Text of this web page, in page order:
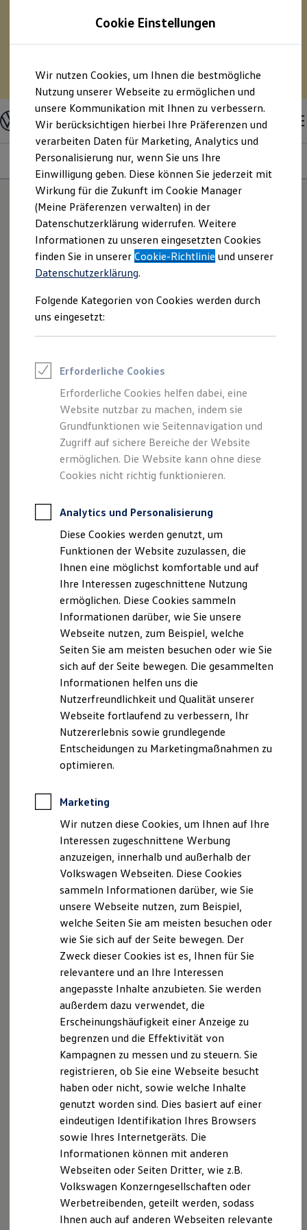
Hauptinhalt
springen
Footer
springen
75 % Sonderabschreibung auf E-Fahrzeuge? – Und
pro Monat Geld sparen?– Berechnen Sie mit
unserem Kostensimulator Ihre Spritersparnis durch
Zum Kostensimulator
Nutzfahrzeuge
Modelle & Konfigurator
Nutzfahrzeugkategorien entdecken
Modelle konfigurieren
Konfiguration laden
Modelle vergleichen
Vorgängermodelle und Oldtimer
Vorgängermodelle
Oldtimer
Bulli Historie
Branchenlösungen & Gewerbekunden
Umbaulösungen und Hersteller finden
Auf- und Umbauten entdecken & konfigurieren
Groß- und Sonderkunden
Großkunden
Journalisten
Sportvereine
Branchenlösungen
Bau & Handwerk
Kurier, Logistik & Handel
Menschen mit Behinderung
Kühlfahrzeuge
Feuerwehr
Rettungsdienste
ONE Business ID Vorteile
Fahrzeugsuche & Marktplatz
Fahrzeugsuche
Fahrzeuge online kaufen
Online-Fahrzeugbewertung
E-Auto-Förderung
Für Privatkunden
Für Gewerbekunden
Profi Paket
TopDeal
Gebrauchtwagen
ProfiPartner für Gebrauchtwagen
Zertifizierte Gebrauchtwagen
Finanzierung
Für Privatkunden
Für Gewerbekunden
Leasing
Für Privatkunden
Für Gewerbekunden
Versicherungen & Garantien
Garantien
Kfz-Versicherung für Nutzfahrzeuge
Restschuldversicherung
Wartungsverträge
Besitzer & Service
Sommer-Special
Reparatur, Pflege & Inspektion
Servicetermin anfragen
Service-Vorteile bei Volkswagen Nutzfahrzeuge
ServicePlus
Economy Service
Räder & Reifen Service
Ersatzfahrzeuge
Notdienst und Pannenhilfe
Software, Konnektivität & Apps
California App
VW Connect für Ihren Transporter/Caravelle
VW Connect für Ihren Amarok
VW Connect für andere Modelle
Fleet Interface Data
Multistop Pathfinder
Übersicht Software Updates
Hilfreiches für Besitzer
Digitales Bordbuch
Fahrerassistenz- und Sicherheitssysteme
Kontrollleuchten
Kurzfahrprofile und Ölverdünnung
Batterieverordnung
XTL-Dieselkraftstoff
Ersatzteile und Betriebsflüssigkeiten
Original Zubehör und Lifestyle Produkte
myVolkswagen
myVolkswagen Business
Elektrisch & Autonom
Unser Ansatz
Klimafreundlicher Strom
Reichweite & Ladelösungen
Modelle Ausstattungsvariante Motoren
Cookie Einstellungen
Wir nutzen Cookies, um Ihnen die bestmögliche
Nutzung unserer Webseite zu ermöglichen und
unsere Kommunikation mit Ihnen zu verbessern.
Wir berücksichtigen hierbei Ihre Präferenzen und
verarbeiten Daten für Marketing, Analytics und
Personalisierung nur, wenn Sie uns Ihre
Einwilligung geben. Diese können Sie jederzeit mit
Wirkung für die Zukunft im Cookie Manager
(Meine Präferenzen verwalten) in der
Datenschutzerklärung widerrufen. Weitere
Informationen zu unseren eingesetzten Cookies
finden Sie in unsererCookie-Richtlinie und unserer
Datenschutzerklärung.
Folgende Kategorien von Cookies werden durch
uns eingesetzt:
Erforderliche Cookies
Erforderliche Cookies helfen dabei, eine
Website nutzbar zu machen, indem sie
Grundfunktionen wie Seitennavigation und
Zugriff auf sichere Bereiche der Website
ermöglichen. Die Website kann ohne diese
Cookies nicht richtig funktionieren.
Analytics und Personalisierung
Diese Cookies werden genutzt, um
Funktionen der Website zuzulassen, die
Ihnen eine möglichst komfortable und auf
Ihre Interessen zugeschnittene Nutzung
ermöglichen. Diese Cookies sammeln
Informationen darüber, wie Sie unsere
Webseite nutzen, zum Beispiel, welche
Seiten Sie am meisten besuchen oder wie Sie
sich auf der Seite bewegen. Die gesammelten
Informationen helfen uns die
Nutzerfreundlichkeit und Qualität unserer
Webseite fortlaufend zu verbessern, Ihr
Nutzererlebnis sowie grundlegende
Entscheidungen zu Marketingmaßnahmen zu
optimieren.
Marketing
Wir nutzen diese Cookies, um Ihnen auf Ihre
Interessen zugeschnittene Werbung
anzuzeigen, innerhalb und außerhalb der
Volkswagen Webseiten. Diese Cookies
sammeln Informationen darüber, wie Sie
unsere Webseite nutzen, zum Beispiel,
welche Seiten Sie am meisten besuchen oder
wie Sie sich auf der Seite bewegen. Der
Zweck dieser Cookies ist es, Ihnen für Sie
relevantere und an Ihre Interessen
angepasste Inhalte anzubieten. Sie werden
außerdem dazu verwendet, die
Erscheinungshäufigkeit einer Anzeige zu
begrenzen und die Effektivität von
Kampagnen zu messen und zu steuern. Sie
registrieren, ob Sie eine Webseite besucht
haben oder nicht, sowie welche Inhalte
genutzt worden sind. Dies basiert auf einer
eindeutigen Identifikation Ihres Browsers
sowie Ihres Internetgeräts. Die
Informationen können mit anderen
Webseiten oder Seiten Dritter, wie z.B.
Volkswagen Konzerngesellschaften oder
Werbetreibenden, geteilt werden, sodass
Ihnen auch auf anderen Webseiten relevante